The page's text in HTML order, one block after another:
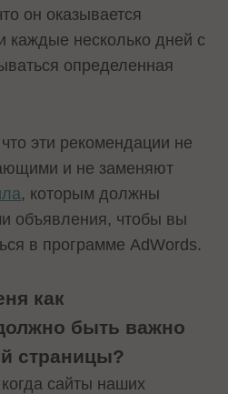
он оказывается
каждые несколько дней с
определенная
эти рекомендации не
и не заменяют
, которым должны
объявления, чтобы вы
в программе AdWords.
как
быть важно
страницы?
сайты наших